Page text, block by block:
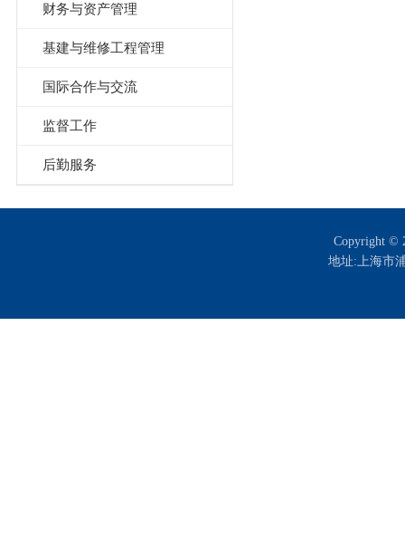
财务与资产管理
基建与维修工程管理
国际合作与交流
监督工作
后勤服务
Copyright ©
地址:上海市